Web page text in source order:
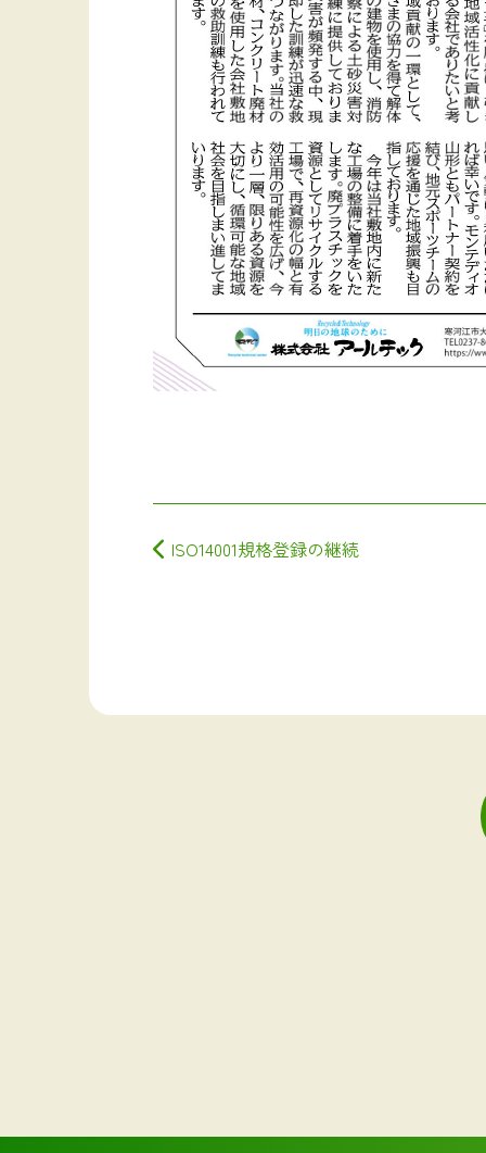
投稿ナビゲーション
ISO14001規格登録の継続